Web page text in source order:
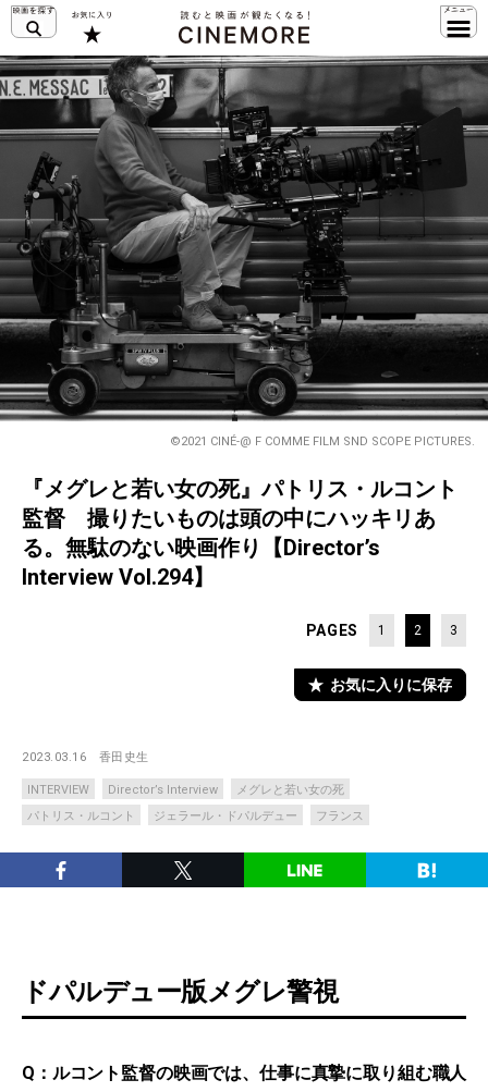
©2021 CINÉ-@ F COMME FILM SND SCOPE PICTURES.
『メグレと若い女の死』パトリス・ルコント
監督 撮りたいものは頭の中にハッキリあ
る。無駄のない映画作り【Director’s
Interview Vol.294】
PAGES 1 2 3
お気に入りに保存
2023.03.16 香田史生
INTERVIEW Director’s Interview
メグレと若い女の死
パトリス・ルコント
ジェラール・ドパルデュー フランス
ドパルデュー版メグレ警視
Q：ルコント監督の映画では、仕事に真摯に取り組む職人